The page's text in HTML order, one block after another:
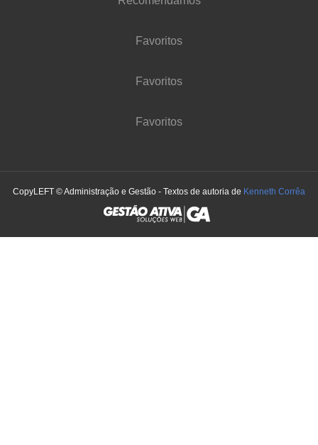
Favoritos
Favoritos
Favoritos
CopyLEFT © Administração e Gestão - Textos de autoria de Kenneth Corrêa